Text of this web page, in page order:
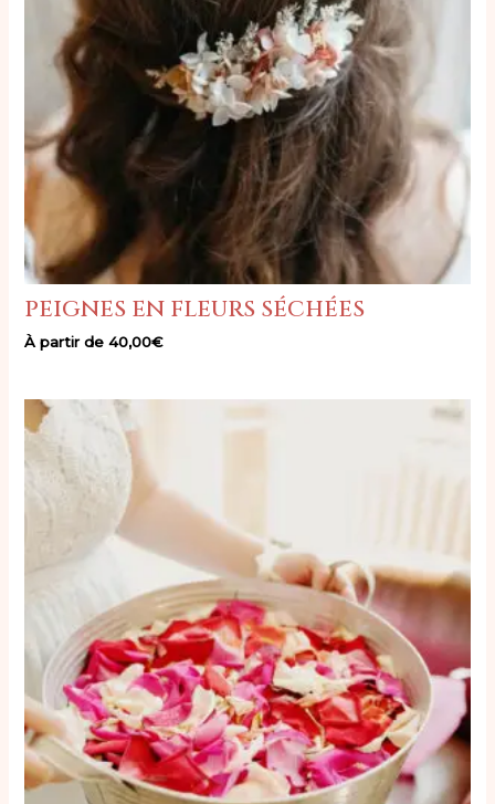
peignes en fleurs séchées
À partir de40,00€